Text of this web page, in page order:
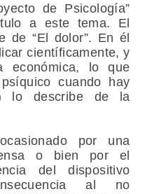
de Psicología”
a este tema. El
de “El dolor”. En él
científicamente, y
económica, lo que
cuando hay
lo describe de la
por una
o bien por el
del dispositivo
al no